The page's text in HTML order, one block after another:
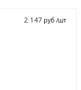
2 147руб /шт